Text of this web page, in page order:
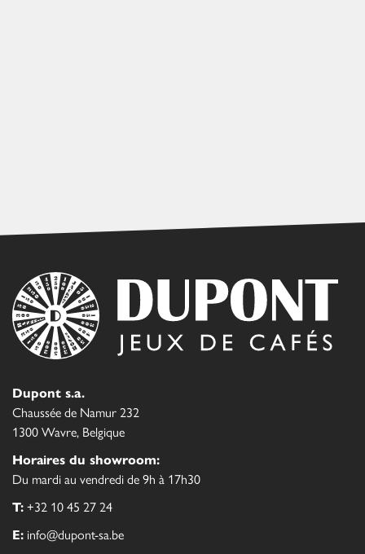
Dupont s.a.
Chaussée de Namur 232
1300 Wavre, Belgique
Horaires du showroom:
Du mardi au vendredi de 9h à 17h30
T: +32 10 45 27 24
E: info@dupont-sa.be